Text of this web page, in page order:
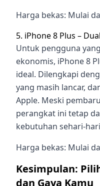
Harga bekas: Mulai
5. iPhone 8 Plus –
Untuk pengguna
ekonomis, iPhone 8
ideal. Dilengkapi
yang masih lancar,
Apple. Meski
perangkat ini tetap
kebutuhan sehari-
Harga bekas: Mulai
Kesimpulan:
dan Gaya Kamu